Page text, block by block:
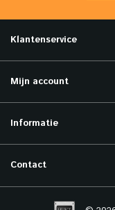
Klantenservice
Mijn account
Informatie
Contact